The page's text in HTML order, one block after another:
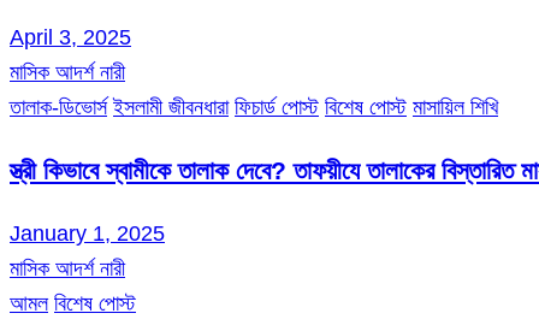
April 3, 2025
মাসিক আদর্শ নারী
তালাক-ডিভোর্স ইসলামী জীবনধারা ফিচার্ড পোস্ট বিশেষ পোস্ট মাসায়িল শিখি
স্ত্রী কিভাবে স্বামীকে তালাক দেবে? তাফয়ীযে তালাকের বিস্তারিত
January 1, 2025
মাসিক আদর্শ নারী
আমল বিশেষ পোস্ট